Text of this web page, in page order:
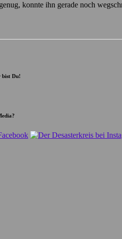
konnte ihn gerade noch
bist Du!